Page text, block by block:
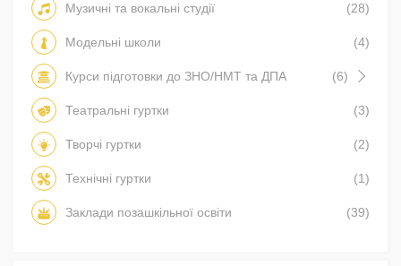
Музичні та вокальні студії (28)
Модельні школи (4)
Курси підготовки до ЗНО/НМТ та ДПА (6)
Театральні гуртки (3)
Творчі гуртки (2)
Технічні гуртки (1)
Заклади позашкільної освіти (39)